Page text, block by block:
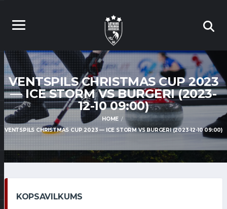
VENTSPILS CHRISTMAS CUP 2023
— ICE STORM VS BURGERI (2023-
12-10 09:00)
HOME
VENTSPILS CHRISTMAS CUP 2023 — ICE STORM VS BURGERI (2023-12-10 09:00)
KOPSAVILKUMS